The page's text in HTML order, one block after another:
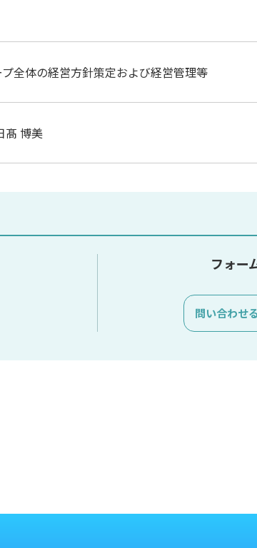
全体の経営方針策定および経営管理等
髙 博美
フォー
問い合わせ